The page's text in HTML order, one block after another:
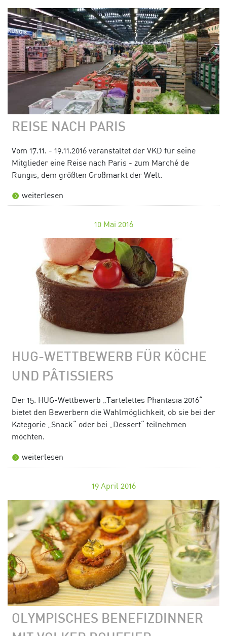
REISE NACH PARIS
Vom 17.11. - 19.11.2016 veranstaltet der VKD für seine
Mitglieder eine Reise nach Paris - zum Marché de
Rungis, dem größten Großmarkt der Welt.
weiterlesen
10 Mai 2016
HUG-WETTBEWERB FÜR KÖCHE
UND PÂTISSIERS
Der 15. HUG-Wettbewerb „Tartelettes Phantasia 2016“
bietet den Bewerbern die Wahlmöglichkeit, ob sie bei der
Kategorie „Snack“ oder bei „Dessert“ teilnehmen
möchten.
weiterlesen
19 April 2016
OLYMPISCHES BENEFIZDINNER